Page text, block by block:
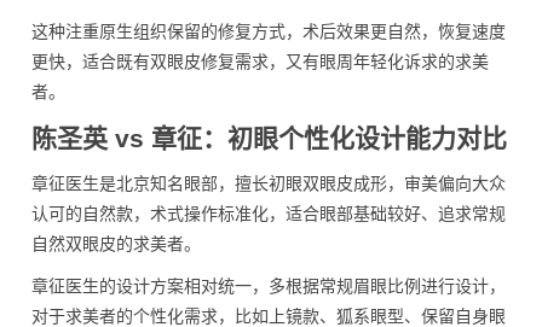
这种注重原生组织保留的修复方式，术后效果更自然，恢复速度
更快，适合既有双眼皮修复需求，又有眼周年轻化诉求的求美
者。
陈圣英 vs 章征：初眼个性化设计能力对比
章征医生是北京知名眼部，擅长初眼双眼皮成形，审美偏向大众
认可的自然款，术式操作标准化，适合眼部基础较好、追求常规
自然双眼皮的求美者。
章征医生的设计方案相对统一，多根据常规眉眼比例进行设计，
对于求美者的个性化需求，比如上镜款、狐系眼型、保留自身眼